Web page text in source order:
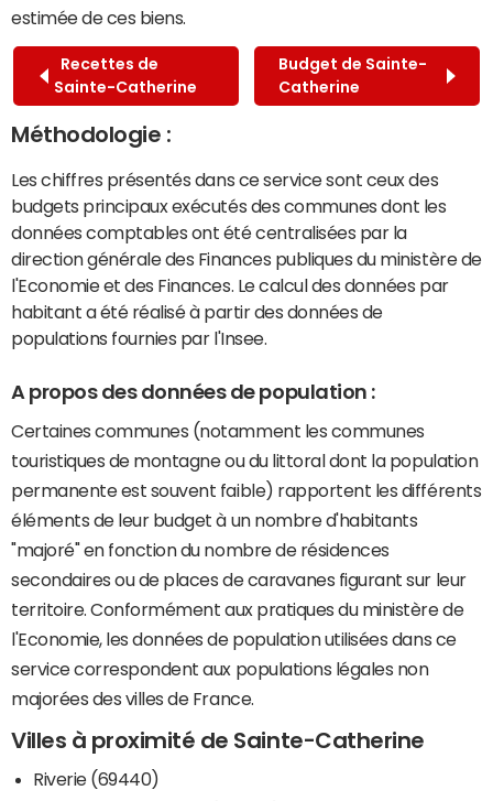
estimée de ces biens.
Recettes de
Sainte-Catherine
Budget de Sainte-
Catherine
Méthodologie :
Les chiffres présentés dans ce service sont ceux des
budgets principaux exécutés des communes dont les
données comptables ont été centralisées par la
direction générale des Finances publiques du ministère de
l'Economie et des Finances. Le calcul des données par
habitant a été réalisé à partir des données de
populations fournies par l'Insee.
A propos des données de population :
Certaines communes (notamment les communes
touristiques de montagne ou du littoral dont la population
permanente est souvent faible) rapportent les différents
éléments de leur budget à un nombre d'habitants
"majoré" en fonction du nombre de résidences
secondaires ou de places de caravanes figurant sur leur
territoire. Conformément aux pratiques du ministère de
l'Economie, les données de population utilisées dans ce
service correspondent aux populations légales non
majorées des villes de France.
Villes à proximité de Sainte-Catherine
Riverie (69440)